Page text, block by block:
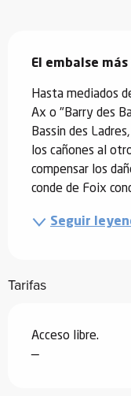
El embalse
Hasta mediados
Ax o "Barry des
Bassin des
los cañones al
compensar los
conde de Foix
Seguir
Tarifas
Acceso libre.
—